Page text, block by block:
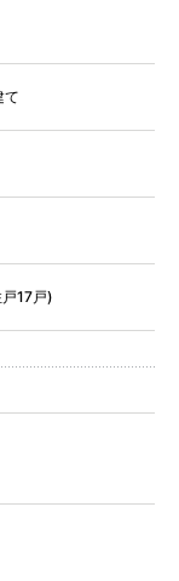
て
17戸)